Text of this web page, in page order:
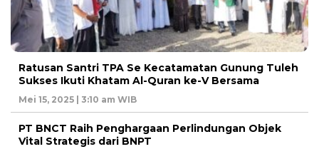
Ratusan Santri TPA Se Kecatamatan Gunung Tuleh
Sukses Ikuti Khatam Al-Quran ke-V Bersama
Mei 15, 2025 | 3:10 am WIB
PT BNCT Raih Penghargaan Perlindungan Objek
Vital Strategis dari BNPT